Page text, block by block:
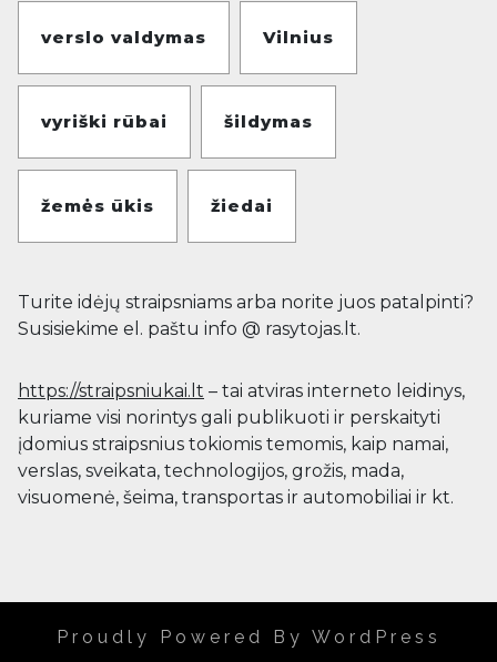
verslo valdymas Vilnius
vyriški rūbai šildymas
žemės ūkis žiedai
Turite idėjų straipsniams arba norite juos patalpinti?
Susisiekime el. paštu info @ rasytojas.lt.
https://straipsniukai.lt – tai atviras interneto leidinys,
kuriame visi norintys gali publikuoti ir perskaityti
įdomius straipsnius tokiomis temomis, kaip namai,
verslas, sveikata, technologijos, grožis, mada,
visuomenė, šeima, transportas ir automobiliai ir kt.
Proudly Powered By WordPress